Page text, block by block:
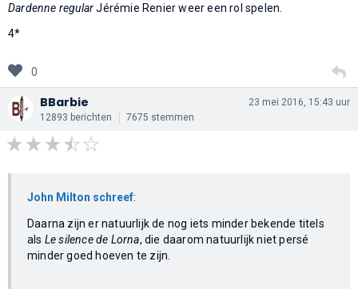
Dardenne regularJérémie Renier weer een rol spelen.
4*
0
BBarbie
12893 berichten 7675 stemmen
23 mei 2016, 15:43 uur
John Milton schreef:
Daarna zijn er natuurlijk de nog iets minder bekende titels
als Le silence de Lorna, die daarom natuurlijk niet persé
minder goed hoeven te zijn.